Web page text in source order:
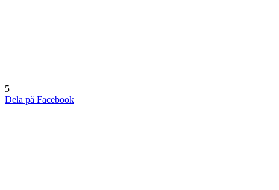
5
Dela på Facebook